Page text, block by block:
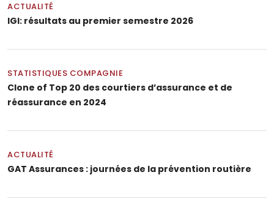
ACTUALITÉ
IGI: résultats au premier semestre 2026
STATISTIQUES COMPAGNIE
Clone of Top 20 des courtiers d’assurance et de
réassurance en 2024
ACTUALITÉ
GAT Assurances : journées de la prévention routière